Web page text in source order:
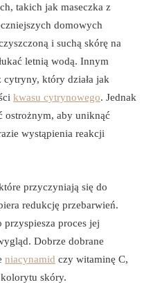
takich jak maseczka z
domowych
i suchą skórę na
letnią wodą. Innym
cytryny, który działa jak
kwasu cytrynowego. Jednak
ostrożnym, aby uniknąć
wystąpienia reakcji
przyczyniają się do
redukcję przebarwień.
przyspiesza proces jej
Dobrze dobrane
niacynamid czy witaminę C,
skóry.